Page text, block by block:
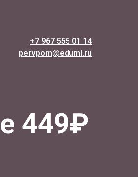
+7 967 555 01 14
pervpom@eduml.ru
449₽